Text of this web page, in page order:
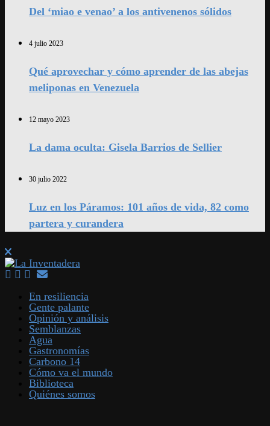
Del ‘miao e venao’ a los antivenenos sólidos
4 julio 2023
Qué aprovechar y cómo aprender de las abejas
meliponas en Venezuela
12 mayo 2023
La dama oculta: Gisela Barrios de Sellier
30 julio 2022
Luz en los Páramos: 101 años de vida, 82 como
partera y curandera
En resiliencia
Gente palante
Opinión y análisis
Semblanzas
Agua
Gastronomías
Carbono 14
Cómo va el mundo
Biblioteca
Quiénes somos